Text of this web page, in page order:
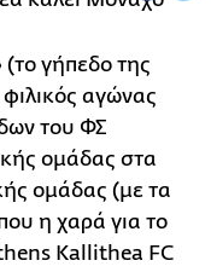
(το γήπεδο της
αγώνας
του ΦΣ
ομάδας στα
ομάδας (με τα
η χαρά για το
Kallithea FC